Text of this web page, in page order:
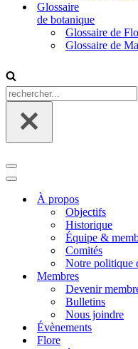
Glossaire
de botanique
Glossaire de
Glossaire de
Rechercher...
Menu
de
navigation
Menu
navigationÀ propos
Objectifs
Historique
Équipe &
Comités
Notre politique
Membres
Devenir
Bulletins
Nous joindre
Évènements
Flore